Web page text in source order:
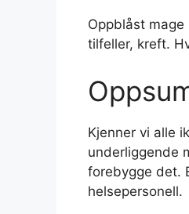
Oppblåst
tilfeller, kreft.
Kjenner vi alle
underliggende
forebygge det.
helsepersonell.